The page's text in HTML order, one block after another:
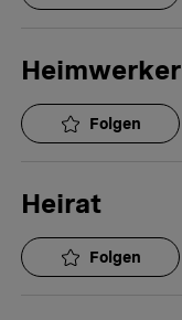
Heimwerker
Folgen
Heirat
Folgen